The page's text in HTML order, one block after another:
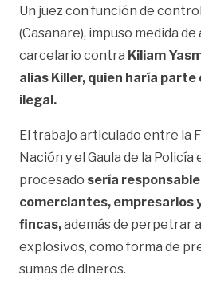
Un juez con función de
(Casanare), impuso medida
carcelario contra Kiliam
alias Killer, quien haría
ilegal.
El trabajo articulado entre la
Nación y el Gaula de la Policía
procesado sería
comerciantes, empresarios
fincas,además de perpetrar
explosivos, como forma de
sumas de dineros.